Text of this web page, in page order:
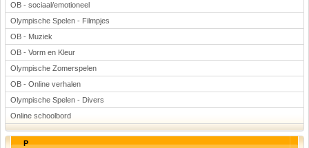
OB - sociaal/emotioneel
Olympische Spelen - Filmpjes
OB - Muziek
OB - Vorm en Kleur
Olympische Zomerspelen
OB - Online verhalen
Olympische Spelen - Divers
Online schoolbord
P